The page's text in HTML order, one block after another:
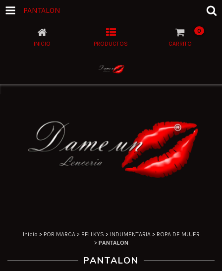
PANTALON
INICIO PRODUCTOS CARRITO
0
Inicio > POR MARCA > BELLKYS > INDUMENTARIA > ROPA DE MUJER
> PANTALON
PANTALON